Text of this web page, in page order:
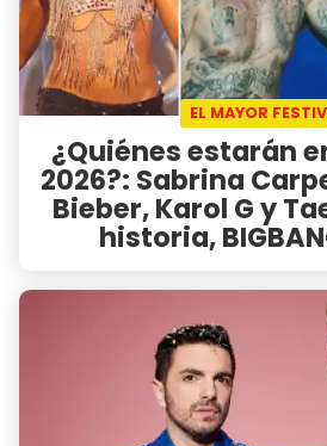
EL MAYOR
¿Quiénes estarán
2026?: Sabrina
Bieber, Karol G y
historia,